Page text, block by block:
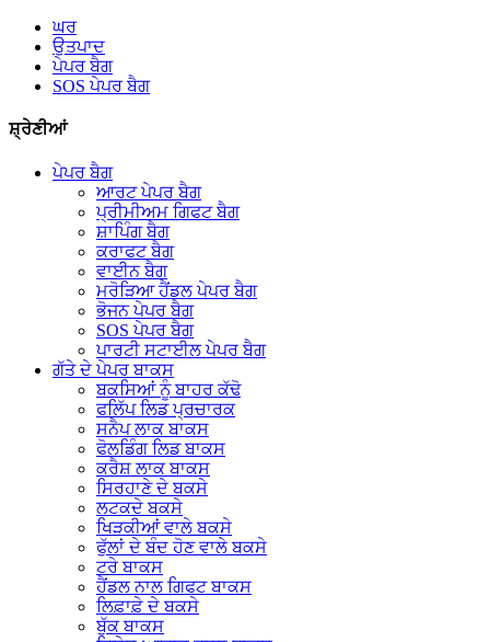
ਘਰ
ਉਤਪਾਦ
ਪੇਪਰ ਬੈਗ
SOS ਪੇਪਰ ਬੈਗ
ਸ਼੍ਰੇਣੀਆਂ
ਪੇਪਰ ਬੈਗ
ਆਰਟ ਪੇਪਰ ਬੈਗ
ਪ੍ਰੀਮੀਅਮ ਗਿਫਟ ਬੈਗ
ਸ਼ਾਪਿੰਗ ਬੈਗ
ਕਰਾਫਟ ਬੈਗ
ਵਾਈਨ ਬੈਗ
ਮਰੋੜਿਆ ਹੈਂਡਲ ਪੇਪਰ ਬੈਗ
ਭੋਜਨ ਪੇਪਰ ਬੈਗ
SOS ਪੇਪਰ ਬੈਗ
ਪਾਰਟੀ ਸਟਾਈਲ ਪੇਪਰ ਬੈਗ
ਗੱਤੇ ਦੇ ਪੇਪਰ ਬਾਕਸ
ਬਕਸਿਆਂ ਨੂੰ ਬਾਹਰ ਕੱਢੋ
ਫਲਿੱਪ ਲਿਡ ਪ੍ਰਚਾਰਕ
ਸਨੈਪ ਲਾਕ ਬਾਕਸ
ਫੋਲਡਿੰਗ ਲਿਡ ਬਾਕਸ
ਕਰੈਸ਼ ਲਾਕ ਬਾਕਸ
ਸਿਰਹਾਣੇ ਦੇ ਬਕਸੇ
ਲਟਕਦੇ ਬਕਸੇ
ਖਿੜਕੀਆਂ ਵਾਲੇ ਬਕਸੇ
ਫੁੱਲਾਂ ਦੇ ਬੰਦ ਹੋਣ ਵਾਲੇ ਬਕਸੇ
ਟਰੇ ਬਾਕਸ
ਹੈਂਡਲ ਨਾਲ ਗਿਫਟ ਬਾਕਸ
ਲਿਫ਼ਾਫ਼ੇ ਦੇ ਬਕਸੇ
ਬੁੱਕ ਬਾਕਸ